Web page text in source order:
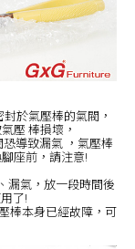
於氣壓棒的氣閥，
壓 棒損壞，
導致漏氣 ，氣壓棒
座前，請注意!
漏氣，放一段時間後
了!
棒本身已經故障，可